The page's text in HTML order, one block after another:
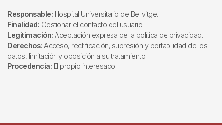
Responsable: Hospital Universitario de Bellvitge.
Finalidad: Gestionar el contacto del usuario
Legitimación: Aceptación expresa de la política de privacidad.
Derechos: Acceso, rectificación, supresión y portabilidad de los
datos, limitación y oposición a su tratamiento.
Procedencia: El propio interesado.